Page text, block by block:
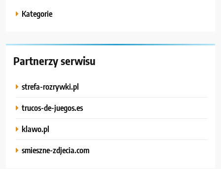
Kategorie
Partnerzy serwisu
strefa-rozrywki.pl
trucos-de-juegos.es
klawo.pl
smieszne-zdjecia.com